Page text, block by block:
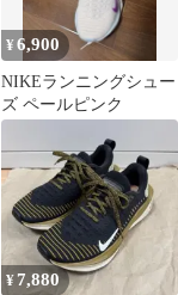
¥6,900
NIKEランニングシュー
ズ ペールピンク
¥ 7,880